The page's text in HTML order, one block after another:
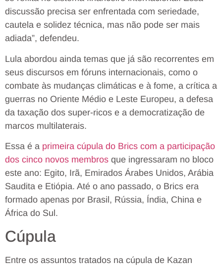
discussão precisa ser enfrentada com seriedade,
cautela e solidez técnica, mas não pode ser mais
adiada”, defendeu.
Lula abordou ainda temas que já são recorrentes em
seus discursos em fóruns internacionais, como o
combate às mudanças climáticas e à fome, a crítica a
guerras no Oriente Médio e Leste Europeu, a defesa
da taxação dos super-ricos e a democratização de
marcos multilaterais.
Essa é a primeira cúpula do Brics com a participação
dos cinco novos membros que ingressaram no bloco
este ano: Egito, Irã, Emirados Árabes Unidos, Arábia
Saudita e Etiópia. Até o ano passado, o Brics era
formado apenas por Brasil, Rússia, Índia, China e
África do Sul.
Cúpula
Entre os assuntos tratados na cúpula de Kazan